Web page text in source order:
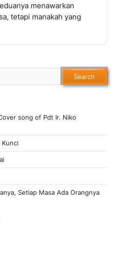
menawarkan
tetapi manakah yang
Search
song of Pdt Ir. Niko
Kunci
Setiap Masa Ada Orangnya